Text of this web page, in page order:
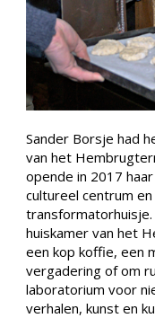
Sander Borsje had
van het
opende in 2017
cultureel centrum
transformatorhuisje.
huiskamer van het
een kop koffie, een
vergadering of om
laboratorium voor
verhalen, kunst en